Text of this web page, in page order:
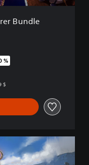
Bundle
d'origine de 53,49 $
%
$